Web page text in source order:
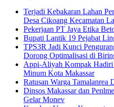
Terjadi Kebakaran Lahan
Desa Cikoang Kecamatan
Pekerjaan PT Jaya Etika
Bupati Lantik 19 Pejabat
TPS3R Jadi Kunci
Dorong Optimalisasi di
Appi-Aliyah Kompak
Minum Kota Makassar
Ratusan Warga Tamalanrea
Dinsos Makassar dan
Gelar Monev